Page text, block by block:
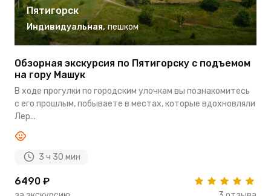
Пятигорск
Индивидуальная, пешком
Обзорная экскурсия по Пятигорску с подъемом
на гору Машук
В ходе прогулки по городским улочкам вы познакомитесь
с его прошлым, побываете в местах, которые вдохновляли
Лер...
3 ч 30 мин
6490 ₽